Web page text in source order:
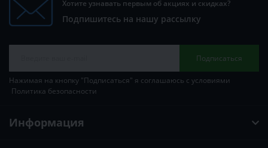
Хотите узнавать первым об акциях и скидках?
Подпишитесь на нашу рассылку
Подписаться
Нажимая на кнопку "Подписаться" я соглашаюсь с условиями
Политика безопасности
Информация